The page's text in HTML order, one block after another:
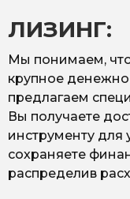
ЛИЗИНГ:
Мы понимаем,
крупное
предлагаем
Вы получаете
инструменту для
сохраняете
распределив